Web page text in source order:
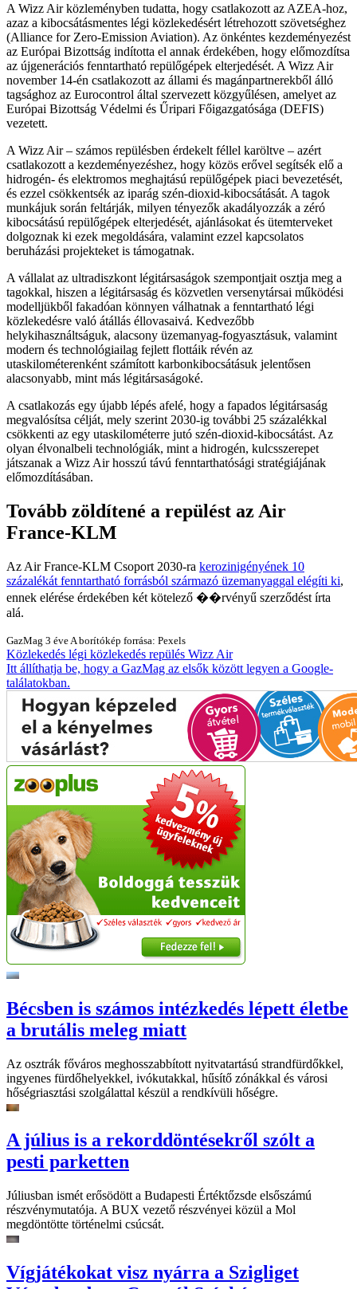
A Wizz Air közleményben tudatta, hogy csatlakozott az AZEA-hoz,
azaz a kibocsátásmentes légi közlekedésért létrehozott szövetséghez
(Alliance for Zero-Emission Aviation). Az önkéntes kezdeményezést
az Európai Bizottság indította el annak érdekében, hogy előmozdítsa
az újgenerációs fenntartható repülőgépek elterjedését. A Wizz Air
november 14-én csatlakozott az állami és magánpartnerekből álló
tagsághoz az Eurocontrol által szervezett közgyűlésen, amelyet az
Európai Bizottság Védelmi és Űripari Főigazgatósága (DEFIS)
vezetett.
A Wizz Air – számos repülésben érdekelt féllel karöltve – azért
csatlakozott a kezdeményezéshez, hogy közös erővel segítsék elő a
hidrogén- és elektromos meghajtású repülőgépek piaci bevezetését,
és ezzel csökkentsék az iparág szén-dioxid-kibocsátását. A tagok
munkájuk során feltárják, milyen tényezők akadályozzák a zéró
kibocsátású repülőgépek elterjedését, ajánlásokat és ütemterveket
dolgoznak ki ezek megoldására, valamint ezzel kapcsolatos
beruházási projekteket is támogatnak.
A vállalat az ultradiszkont légitársaságok szempontjait osztja meg a
tagokkal, hiszen a légitársaság és közvetlen versenytársai működési
modelljükből fakadóan könnyen válhatnak a fenntartható légi
közlekedésre való átállás éllovasaivá. Kedvezőbb
helykihasználtságuk, alacsony üzemanyag-fogyasztásuk, valamint
modern és technológiailag fejlett flottáik révén az
utaskilométerenként számított karbonkibocsátásuk jelentősen
alacsonyabb, mint más légitársaságoké.
A csatlakozás egy újabb lépés afelé, hogy a fapados légitársaság
megvalósítsa célját, mely szerint 2030-ig további 25 százalékkal
csökkenti az egy utaskilométerre jutó szén-dioxid-kibocsátást. Az
olyan élvonalbeli technológiák, mint a hidrogén, kulcsszerepet
játszanak a Wizz Air hosszú távú fenntarthatósági stratégiájának
előmozdításában.
Tovább zöldítené a repülést az Air
France-KLM
Az Air France-KLM Csoport 2030-ra kerozinigényének 10
százalékát fenntartható forrásból származó üzemanyaggal elégíti ki,
ennek elérése érdekében két kötelező ��rvényű szerződést írta
alá.
GazMag 3 éve A borítókép forrása: Pexels
Közlekedés légi közlekedés repülés Wizz Air
Itt állíthatja be, hogy a GazMag az elsők között legyen a Google-
találatokban.
Bécsben is számos intézkedés lépett életbe
a brutális meleg miatt
Az osztrák főváros meghosszabbított nyitvatartású strandfürdőkkel,
ingyenes fürdőhelyekkel, ivókutakkal, hűsítő zónákkal és városi
hőségriasztási szolgálattal készül a rendkívüli hőségre.
A július is a rekorddöntésekről szólt a
pesti parketten
Júliusban ismét erősödött a Budapesti Értéktőzsde elsőszámú
részvénymutatója. A BUX vezető részvényei közül a Mol
megdöntötte történelmi csúcsát.
Vígjátékokat visz nyárra a Szigliget